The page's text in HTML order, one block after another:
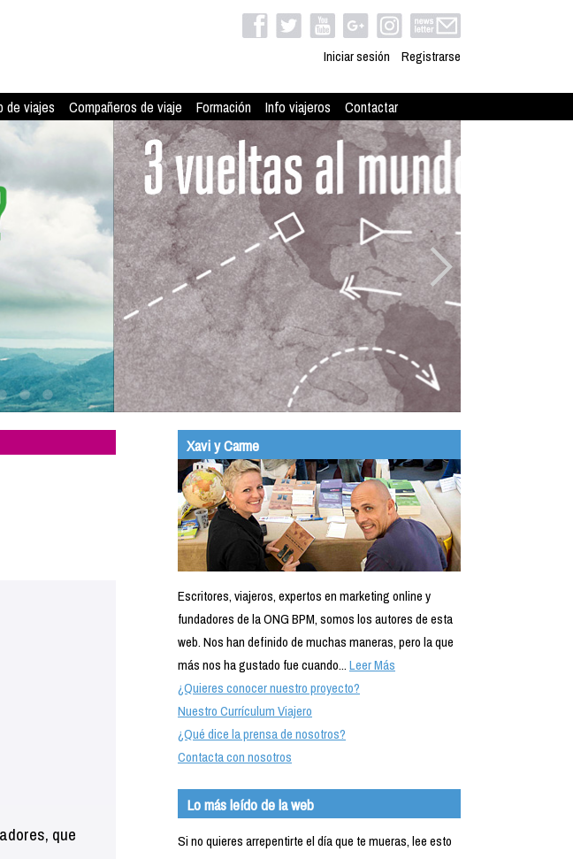
Iniciar sesión Registrarse
de viajes Compañeros de viaje Formación Info viajeros Contactar
que
Xavi y Carme
Escritores, viajeros, expertos en marketing online y
fundadores de la ONG BPM, somos los autores de esta
web. Nos han definido de muchas maneras, pero la que
más nos ha gustado fue cuando...Leer Más
¿Quieres conocer nuestro proyecto?
Nuestro Currículum Viajero
¿Qué dice la prensa de nosotros?
Contacta con nosotros
Lo más leído de la web
Si no quieres arrepentirte el día que te mueras, lee esto